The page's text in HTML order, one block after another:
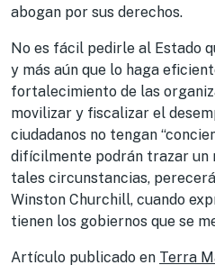
abogan por sus derechos.
No es fácil pedirle al Estado
y más aún que lo haga
fortalecimiento de las
movilizar y fiscalizar el
ciudadanos no tengan
difícilmente podrán trazar un
tales circunstancias,
Winston Churchill, cuando
tienen los gobiernos que se
Artículo publicado en Terra